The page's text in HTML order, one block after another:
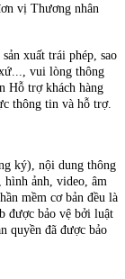
vị Thương nhân
xuất trái phép, sao
vui lòng thông
Hỗ trợ khách hàng
thông tin và hỗ trợ.
ký), nội dung thông
hình ảnh, video, âm
mềm cơ bản đều là
được bảo vệ bởi luật
quyền đã được bảo